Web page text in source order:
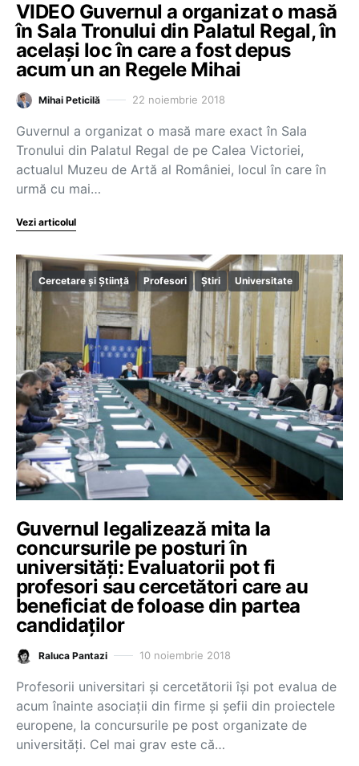
VIDEO Guvernul a organizat o masă
în Sala Tronului din Palatul Regal, în
același loc în care a fost depus
acum un an Regele Mihai
Mihai Peticilă 22 noiembrie 2018
Guvernul a organizat o masă mare exact în Sala
Tronului din Palatul Regal de pe Calea Victoriei,
actualul Muzeu de Artă al României, locul în care în
urmă cu mai…
Vezi articolul
Cercetare și Știință Profesori Știri Universitate
Guvernul legalizează mita la
concursurile pe posturi în
universități: Evaluatorii pot fi
profesori sau cercetători care au
beneficiat de foloase din partea
candidaților
Raluca Pantazi 10 noiembrie 2018
Profesorii universitari și cercetătorii își pot evalua de
acum înainte asociații din firme și șefii din proiectele
europene, la concursurile pe post organizate de
universități. Cel mai grav este că…